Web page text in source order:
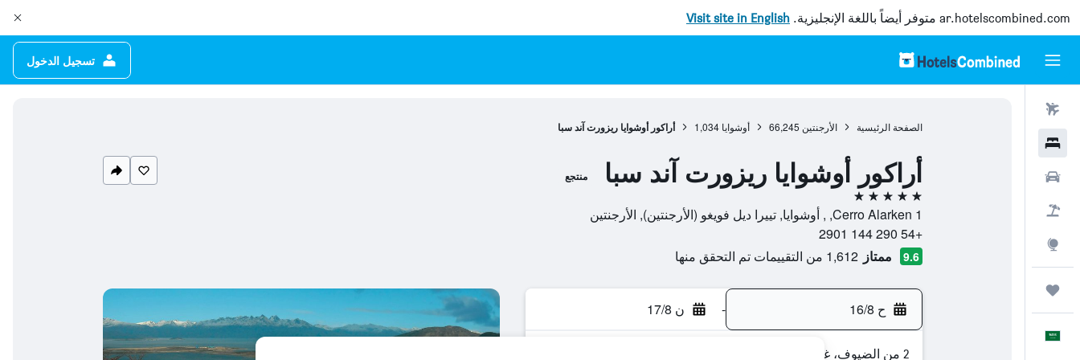
ar.hotelscombined.com متوفر أيضاً باللغة الإنجليزية. Visit site in English
تسجيل الدخول
الصفحة الرئيسية الأرجنتين 66,245 أوشوايا 1,034 أراكور أوشوايا ريزورت آند سبا
أراكور أوشوايا ريزورت آند سبا منتجع
5 نجوم
Cerro Alarken 1, , أوشوايا, تييرا ديل فويغو (الأرجنتين), الأرجنتين
+54 290 144 2901
9.6 ممتاز 1,612 من التقييمات تم التحقق منها
ح 16/8 - ن 17/8
2 من الضيوف، غرفة واحدة